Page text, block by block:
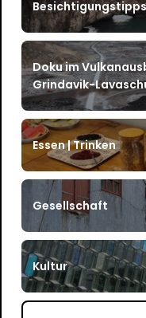
Besichtigungstipps
Doku im
Grindavik-
Essen | Trinken
Gesellschaft
Kultur